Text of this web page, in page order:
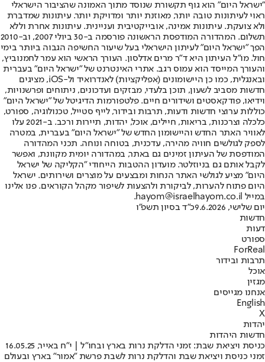
"ישראל היום" הוא גוף תקשורת שנוסד מתוך האמונה שהציבור הישראלי
ראוי לעיתונות טובה יותר, מאוזנת יותר ומדויקת יותר. עיתונות שמדברת
ולא צועקת. עיתונות אמינה, אובייקטיבית ועניינית. עיתונות אחרת וללא
תשלום. המהדורה המודפסת הראשונה פורסמה ב-30 ביולי 2007, וב-2010
הפך "ישראל היום" לעיתון הישראלי בעל שיעור החשיפה הגבוה ביותר בימי
חול. מו"ל העיתון היא ד"ר מרים אדלסון. העורך הראשי הוא עמר לחמנוביץ,
והעורך המייסד הוא עמוס רגב. אתרי האינטרנט של "ישראל היום" בעברית
ובאנגלית, כמו כן היישומונים (אפליקציות) לאנדרואיד ול-iOS, מציגים
חדשות מסביב לשעון, תוכן בלעדי, מבזקים ועדכונים, ניתוחים ופרשנויות,
וידיאו, פודקאסטים ושידורים חיים. פלטפורמות הדיגיטל של "ישראל היום"
כוללות ערוצי חדשות ודעות, תרבות ובידור, לייף סטייל, טכנולוגיה, ספורט,
כלכלה וצרכנות, בריאות, חיילים, אוכל, יהדות, תיירות ורכב. ב-2021 עלו
לאוויר האתר החדש והיישומון החדש של "ישראל היום" בעברית, במטרה
לספק לגולשים חוויה מהירה, עדכנית, בטוחה ונוחה. תכני המהדורה
המודפסת של העיתון זמינים גם באתר, במהדורה יומית מקוונת, ואפשר
לקבל אותם גם בניוזלטר. מועדון ההטבות הייחודי "הקליקה של ישראל
היום" מציע לגולשי האתר הנחות ומבצעים על מוצרים ושירותים. ישראל
היום פתוח להערות, לביקורת ולהצעות לשיפור מקהל הקוראים. פנו אלינו
במייל hayom@israelhayom.co.il.
יום שלישי, 9.6.2026
כ"ד בסיון תשפ"ו
חדשות
דעות
ספורט
ForReal
תרבות ובידור
אוכל
מגזין
אנחנו מגייסים
English
X
יהדות
חדשות היהדות
כניסת ויציאת שבת: זמני הדלקת נרות בארץ ובחו"ל | י"ח באייר, 16.05.25
זמני כניסת ויציאת שבת והדלקת נרות לשבת פרשת "אמור" בארץ ובעולם